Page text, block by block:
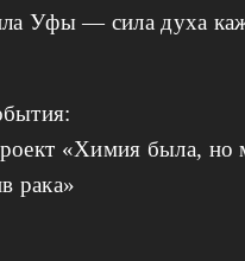
Уфы — сила духа
«Химия была, но
рака»